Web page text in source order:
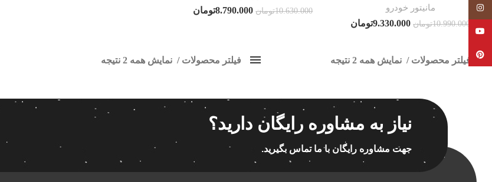
مانیتور خودرو
10.990.000تومان 9.330.000تومان
10.630.000تومان 8.790.000تومان
فیلتر محصولات
نمایش همه 2 نتیجه
فقط نمایش محصولات فروش فقط موجود در انبار
فیلتر محصولات نمایش همه 2 نتیجه
قیمت گذاری
نیاز به مشاوره رایگان دارید؟
جهت مشاوره رایگان با ما تماس بگیرید.
Instagram
Pinterest